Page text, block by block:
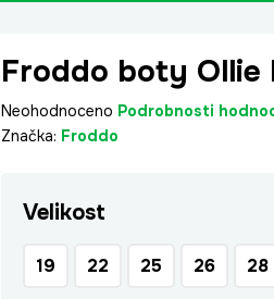
Froddo boty Ollie
Průměrné
hodnocení
0,0
Neohodnoceno Podrobnosti
Značka: Froddo
Velikost
19 22 25 26 28